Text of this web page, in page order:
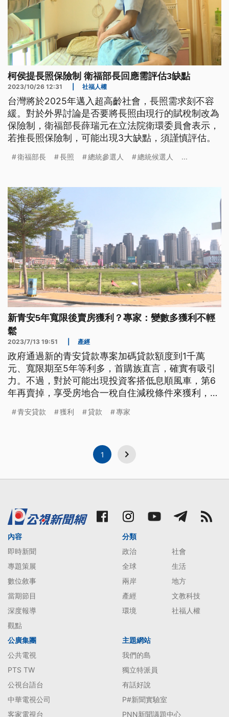
柯侯提長照保險制 衛福部長回應需評估3缺點
2023/10/26 12:31 社福人權
台灣將於2025年邁入超高齡社會，長照需求刻不容
緩。對於外界討論是否要將長照由現行的賦稅制改為
保險制，衛福部長薛瑞元在立法院衛環委員會表示，
若推長照保險制，可能出現3大缺點，須謹慎評估。
衛福部長 長照 總統參選人 總統候選人 ...
新青安5年寬限後賣房獲利？專家：變數多獲利不輕
鬆
2023/7/13 19:51 產經
政府通過新的青安貸款專案加碼貸款額度到1千萬
元、寬限期至5年等利多，首購族直言，確實有吸引
力。不過，對於可能出現投資客搭低息順風車，第6
年再賣掉，享受房地合一稅自住減稅條件來獲利，專
青安貸款 獲利 貸款 專家
1
內容
即時新聞
專題策展
數位敘事
當期節目
深度報導
觀點
分類
政治
社會
全球
生活
兩岸
地方
產經
文教科技
環境
社福人權
公廣集團
公共電視
PTS TW
公視台語台
中華電視公司
客家電視台
主題網站
我們的島
獨立特派員
有話好說
P#新聞實驗室
PNN新聞議題中心